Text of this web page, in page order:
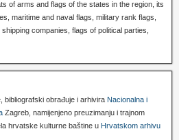
of arms and flags of the states in the region, its
maritime and naval flags, military rank flags,
companies, flags of political parties,
bibliografski obrađuje i arhivira Nacionalna i
Zagreb, namijenjeno preuzimanju i trajnom
hrvatske kulturne baštine u Hrvatskom arhivu